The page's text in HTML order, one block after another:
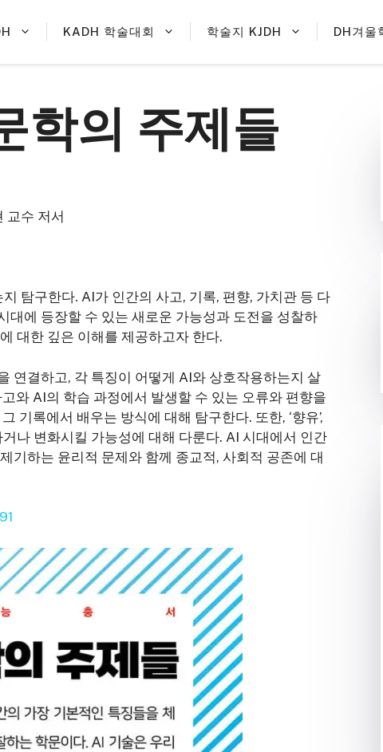
KADH 학술대회 학술지 KJDH DH겨울
학의 주제들
교수 저서
탐구한다. AI가 인간의 사고, 기록, 편향, 가치관 등 다
대에 등장할 수 있는 새로운 가능성과 도전을 성찰하
대한 깊은 이해를 제공하고자 한다.
연결하고, 각 특징이 어떻게 AI와 상호작용하는지 살
와 AI의 학습 과정에서 발생할 수 있는 오류와 편향을
기록에서 배우는 방식에 대해 탐구한다. 또한, ‘향유’,
거나 변화시킬 가능성에 대해 다룬다. AI 시대에서 인간
기하는 윤리적 문제와 함께 종교적, 사회적 공존에 대